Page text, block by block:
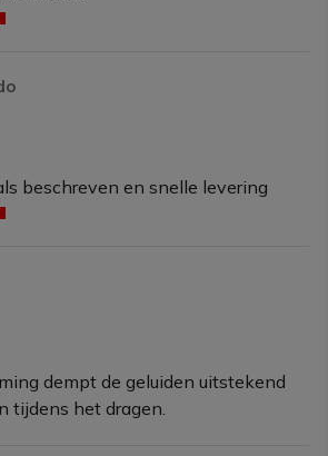
beschreven en snelle levering
dempt de geluiden uitstekend
tijdens het dragen.